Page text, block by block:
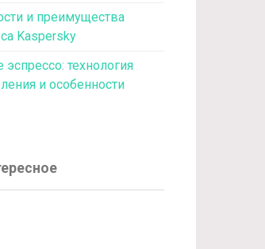
и преимущества
Kaspersky
эспрессо: технология
и особенности